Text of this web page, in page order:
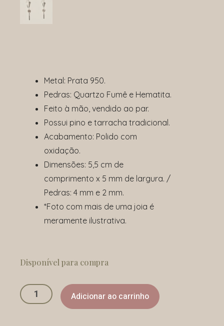
Metal: Prata 950.
Pedras: Quartzo Fumê e Hematita.
Feito à mão, vendido ao par.
Possui pino e tarracha tradicional.
Acabamento: Polido com
oxidação.
Dimensões: 5,5 cm de
comprimento x 5 mm de largura. /
Pedras: 4 mm e 2 mm.
*Foto com mais de uma joia é
meramente ilustrativa.
Disponível para compra
Organic
Adicionar ao carrinho